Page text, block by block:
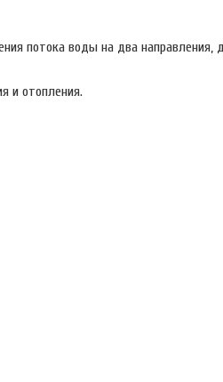
потока воды на два направления,
и отопления.